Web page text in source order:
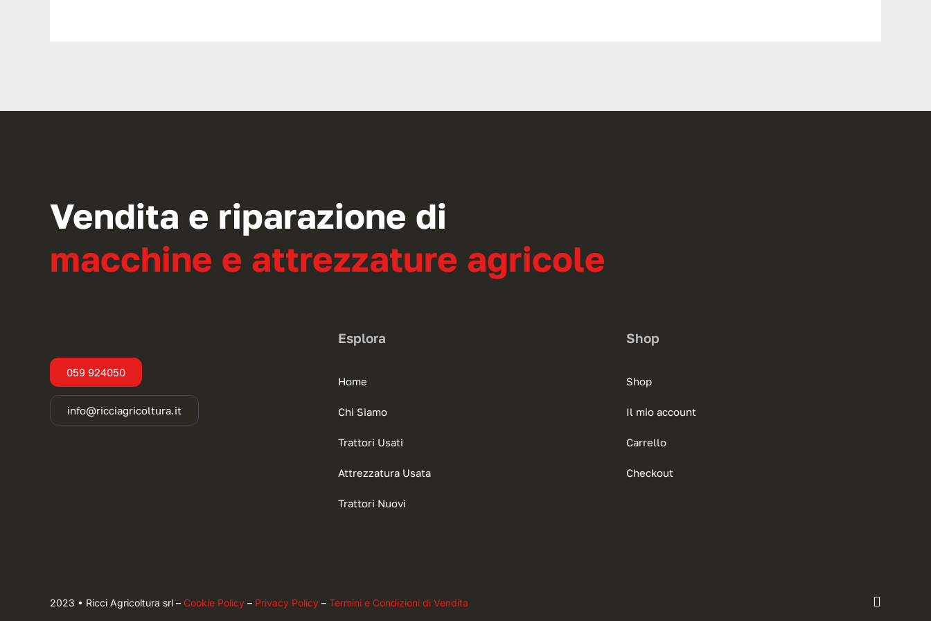
Vendita e riparazione di
macchine e attrezzature agricole
059 924050
info@ricciagricoltura.it
Esplora
Home
Chi Siamo
Trattori Usati
Attrezzatura Usata
Trattori Nuovi
Shop
Shop
Il mio account
Carrello
Checkout
2023 • Ricci Agricoltura srl – Cookie Policy– Privacy Policy– Termini e Condizioni di Vendita